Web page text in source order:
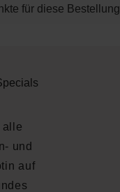
für diese Bestellung
alle
und
auf